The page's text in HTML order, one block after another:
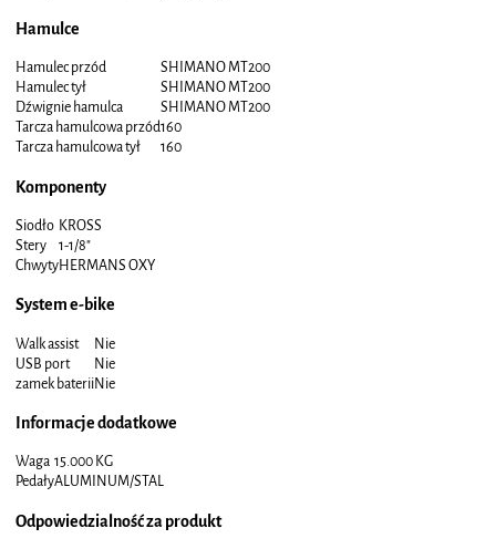
Hamulce
Hamulec przód
SHIMANO MT200
Hamulec tył
SHIMANO MT200
Dźwignie hamulca
SHIMANO MT200
Tarcza hamulcowa przód160
Tarcza hamulcowa tył
160
Komponenty
Siodło KROSS
Stery
1-1/8"
ChwytyHERMANS OXY
System e-bike
Walk assist
Nie
USB port
Nie
zamek bateriiNie
Informacje dodatkowe
Waga 15.000 KG
PedałyALUMINUM/STAL
Odpowiedzialność za produkt